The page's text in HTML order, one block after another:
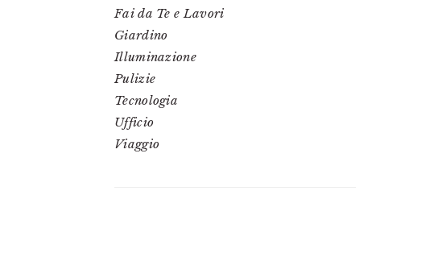
Fai da Te e Lavori
Giardino
Illuminazione
Pulizie
Tecnologia
Ufficio
Viaggio